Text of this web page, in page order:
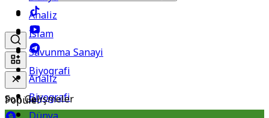
Popüler
Analiz
Biyografi
Analiz
İslam
Savunma Sanayi
Biyografi
Son Gelişmeler